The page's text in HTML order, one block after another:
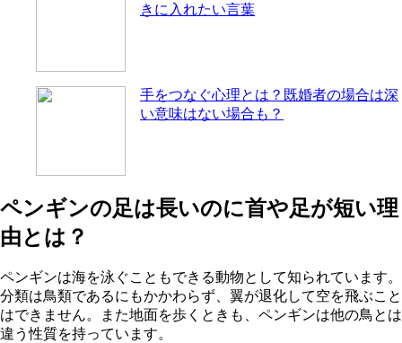
きに入れたい言葉
手をつなぐ心理とは？既婚者の場合は深
い意味はない場合も？
ペンギンの足は長いのに首や足が短い理
由とは？
ペンギンは海を泳ぐこともできる動物として知られています。
分類は鳥類であるにもかかわらず、翼が退化して空を飛ぶこと
はできません。また地面を歩くときも、ペンギンは他の鳥とは
違う性質を持っています。